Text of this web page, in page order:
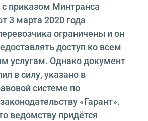
с приказом Минтранса
3 марта 2020 года
ограничены и он
доступ ко всем
услугам. Однако документ
в силу, указано в
системе по
«Гарант».
ведомству придётся